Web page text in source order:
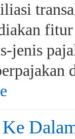
jenis